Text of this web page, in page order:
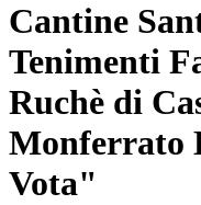
Cantine
Tenimenti
Ruchè di
Monferrato
Vota"